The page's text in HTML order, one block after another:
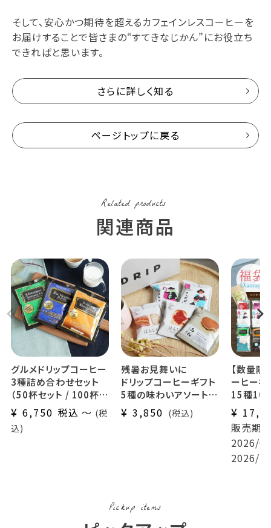
そして、安心かつ期待を超えるカフェインレスコーヒーを
お届けすることで皆さまの“すてきなじかん”にお役立ち
できればと思います。
さらに詳しく知る
ページトップに戻る
グルメドリップコーヒー
3種詰め合わせセット
（50杯セット / 100杯セ
ット）送料無料
ブルーマウンテンブレン
ド
¥ 6,750 税込 〜 税
込
残暑お見舞いに
ドリップコーヒーギフト
5種の味わいアソート
16杯セット
送料無料
¥ 3,850 税込
【数量限
ーヒー
15種100
ット
+有機グ
ティー1
¥
販売期
2026/
2026/
Pickup items